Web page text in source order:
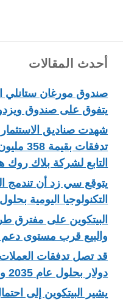
أحدث المقالات
صندوق مورغان ستانلي
يتفوق على صندوق
شهدت صناديق الاستثمار
التابع لشركة بلاك روك
يتوقع سي زد أن تندمج
التكنولوجيا اليومية بحلول
البيتكوين على مفترق
والبيع قرب مستوى
دولار بحلول عام 2035 وفقًا لشركة Chainalysis
يشير البيتكوين إلى